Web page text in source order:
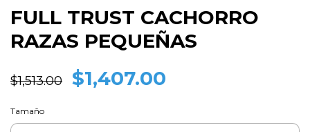
FULL TRUST CACHORRO
RAZAS PEQUEÑAS
$1,513.00 $1,407.00
Tamaño